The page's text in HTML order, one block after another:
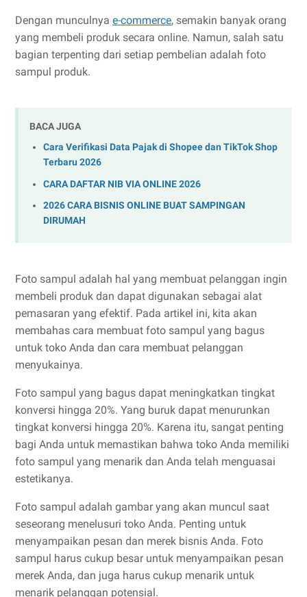
Dengan munculnya e-commerce, semakin banyak orang
yang membeli produk secara online. Namun, salah satu
bagian terpenting dari setiap pembelian adalah foto
sampul produk.
BACA JUGA
Cara Verifikasi Data Pajak di Shopee dan TikTok Shop
Terbaru 2026
CARA DAFTAR NIB VIA ONLINE 2026
2026 CARA BISNIS ONLINE BUAT SAMPINGAN
DIRUMAH
Foto sampul adalah hal yang membuat pelanggan ingin
membeli produk dan dapat digunakan sebagai alat
pemasaran yang efektif. Pada artikel ini, kita akan
membahas cara membuat foto sampul yang bagus
untuk toko Anda dan cara membuat pelanggan
menyukainya.
Foto sampul yang bagus dapat meningkatkan tingkat
konversi hingga 20%. Yang buruk dapat menurunkan
tingkat konversi hingga 20%. Karena itu, sangat penting
bagi Anda untuk memastikan bahwa toko Anda memiliki
foto sampul yang menarik dan Anda telah menguasai
estetikanya.
Foto sampul adalah gambar yang akan muncul saat
seseorang menelusuri toko Anda. Penting untuk
menyampaikan pesan dan merek bisnis Anda. Foto
sampul harus cukup besar untuk menyampaikan pesan
merek Anda, dan juga harus cukup menarik untuk
menarik pelanggan potensial.